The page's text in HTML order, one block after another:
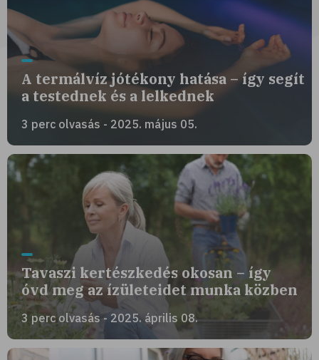
A termálvíz jótékony hatása – így segít
a testednek és a lelkednek
3 perc olvasás - 2025. május 05.
Tavaszi kertészkedés okosan – így
óvd meg az ízületeidet munka közben
3 perc olvasás - 2025. április 08.